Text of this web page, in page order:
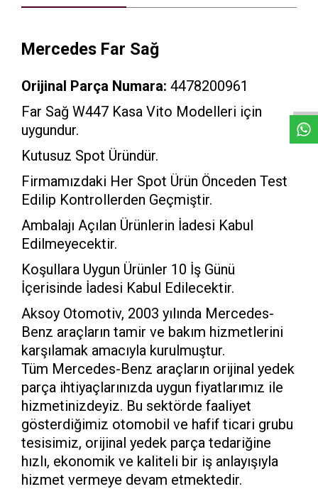
Mercedes Far Sağ
Orijinal Parça Numara: 4478200961
Far Sağ W447 Kasa Vito Modelleri için
uygundur.
Kutusuz Spot Üründür.
Firmamızdaki Her Spot Ürün Önceden Test
Edilip Kontrollerden Geçmiştir.
Ambalajı Açılan Ürünlerin İadesi Kabul
Edilmeyecektir.
Koşullara Uygun Ürünler 10 İş Günü
İçerisinde İadesi Kabul Edilecektir.
Aksoy Otomotiv, 2003 yılında Mercedes-
Benz araçların tamir ve bakım hizmetlerini
karşılamak amacıyla kurulmuştur.
Tüm Mercedes-Benz araçların orijinal yedek
parça ihtiyaçlarınızda uygun fiyatlarımız ile
hizmetinizdeyiz. Bu sektörde faaliyet
gösterdiğimiz otomobil ve hafif ticari grubu
tesisimiz, orijinal yedek parça tedariğine
hızlı, ekonomik ve kaliteli bir iş anlayışıyla
hizmet vermeye devam etmektedir.